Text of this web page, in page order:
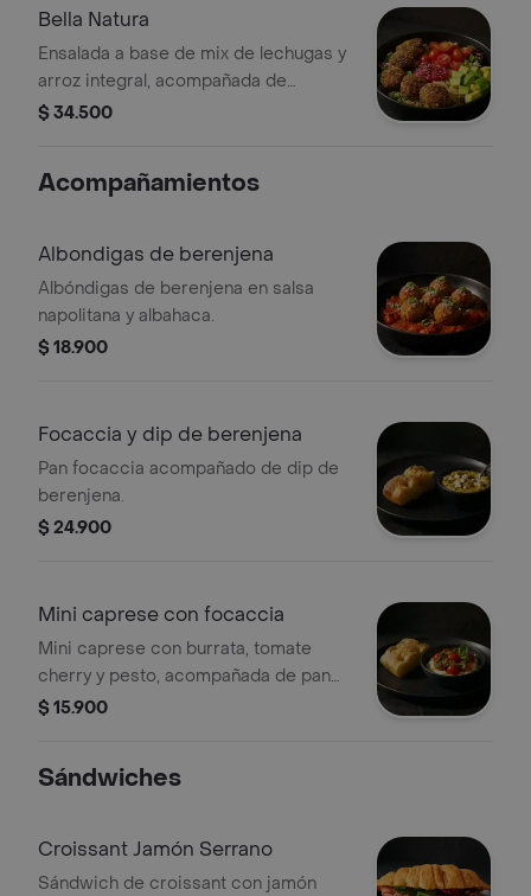
Bella Natura
Ensalada a base de mix de lechugas y
arroz integral, acompañada de
albóndigas de berenjena (5 unds),
vinagreta Balsámica
$ 34.500
Acompañamientos
Albondigas de berenjena
Albóndigas de berenjena en salsa
napolitana y albahaca.
$ 18.900
Focaccia y dip de berenjena
Pan focaccia acompañado de dip de
berenjena.
$ 24.900
Mini caprese con focaccia
Mini caprese con burrata, tomate
cherry y pesto, acompañada de pan
focaccia.
$ 15.900
Sándwiches
Croissant Jamón Serrano
Sándwich de croissant con jamón